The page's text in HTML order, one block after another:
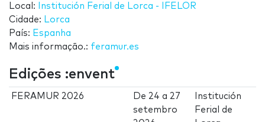
Local:
Institución Ferial de Lorca - IFELOR
Cidade: Lorca
País: Espanha
Mais informação.: feramur.es
Edições :envent
FERAMUR 2026 De 24 a 27
setembro
Institución
Ferial de